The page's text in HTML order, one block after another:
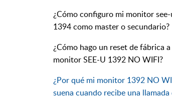
¿Cómo configuro mi monitor
1394 como master o secundario?
¿Cómo hago un reset de fábrica
monitor SEE-U 1392 NO WIFI?
¿Por qué mi monitor 1392 NO
suena cuando recibe una llamada